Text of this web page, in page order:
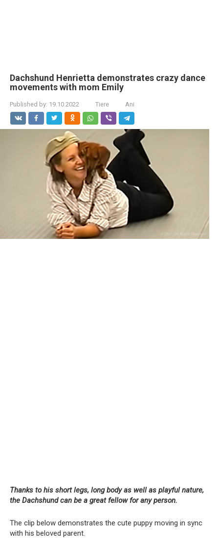
Dachshund Henrietta demonstrates crazy dance
movements with mom Emily
Published by: 19.10.2022 Tiere Ani
Thanks to his short legs, long body as well as playful nature,
the Dachshund can be a great fellow for any person.
The clip below demonstrates the cute puppy moving in sync
with his beloved parent.